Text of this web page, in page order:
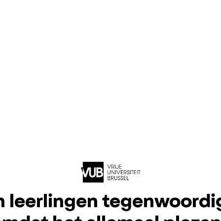
leerlingen